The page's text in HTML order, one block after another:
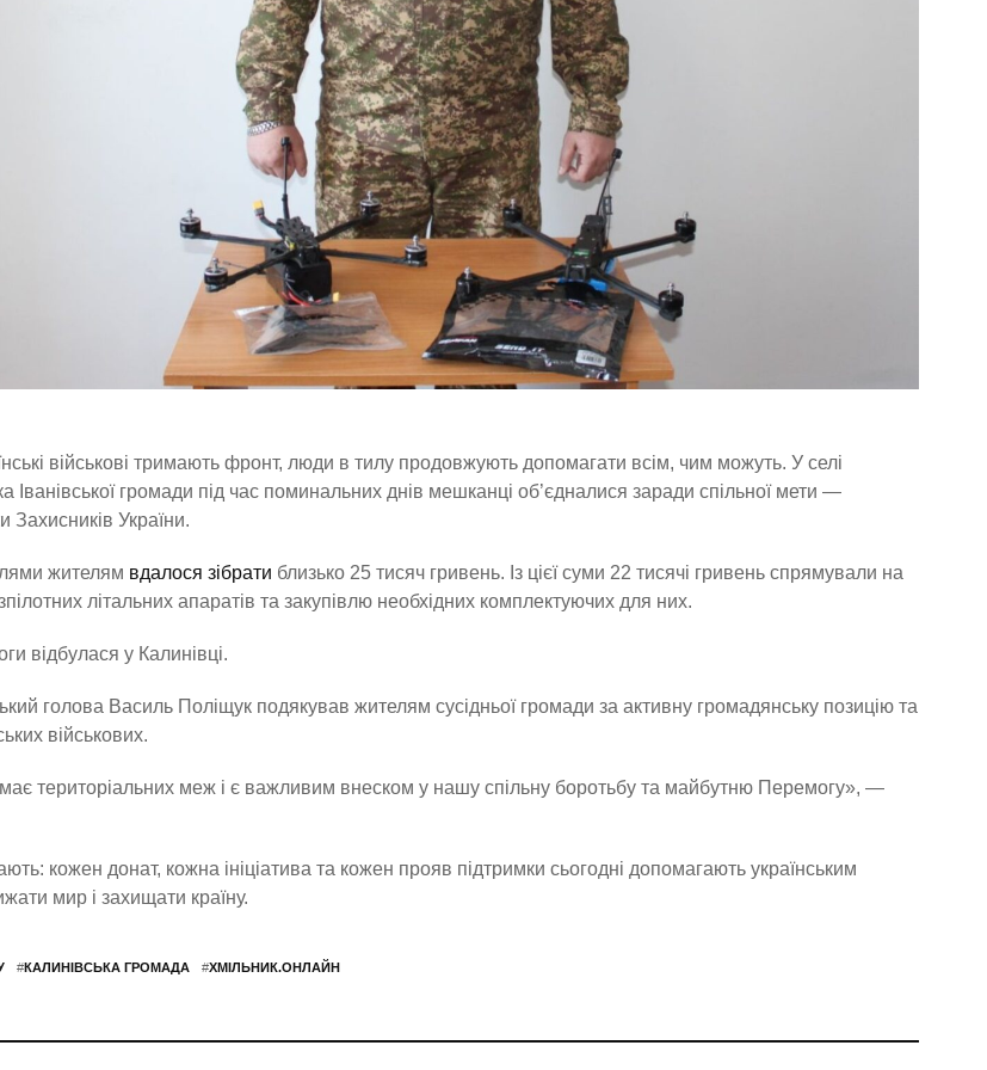
військові тримають фронт, люди в тилу продовжують допомагати всім, чим можуть. У селі
Іванівської громади під час поминальних днів мешканці об’єдналися заради спільної мети —
Захисників України.
жителям вдалося зібрати близько 25 тисяч гривень. Із цієї суми 22 тисячі гривень спрямували на
літальних апаратів та закупівлю необхідних комплектуючих для них.
відбулася у Калинівці.
голова Василь Поліщук подякував жителям сусідньої громади за активну громадянську позицію та
військових.
має територіальних меж і є важливим внеском у нашу спільну боротьбу та майбутню Перемогу», —
кожен донат, кожна ініціатива та кожен прояв підтримки сьогодні допомагають українським
мир і захищати країну.
#КАЛИНІВСЬКА ГРОМАДА #ХМІЛЬНИК.ОНЛАЙН